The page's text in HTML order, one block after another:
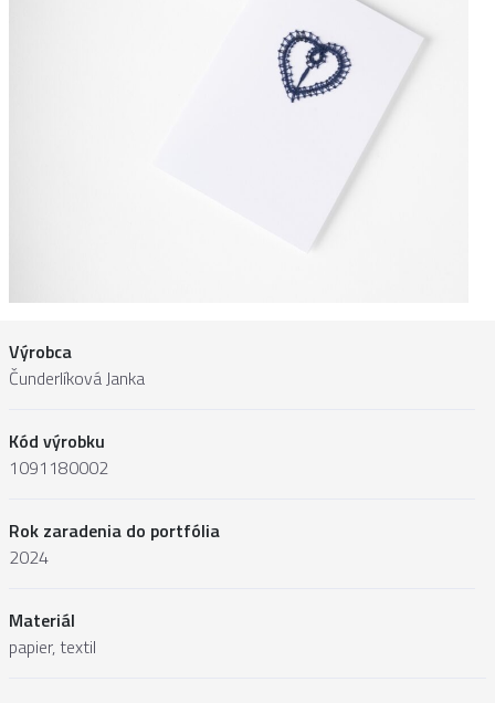
Výrobca
Čunderlíková Janka
Kód výrobku
1091180002
Rok zaradenia do portfólia
2024
Materiál
papier, textil